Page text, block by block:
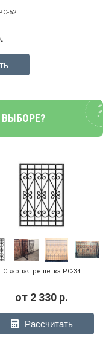
52
Сварная решетка РС-34
от 2 330 р.
Рассчитать